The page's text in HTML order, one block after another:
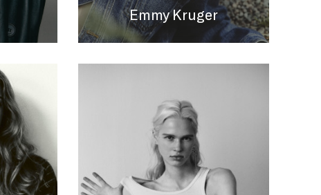
Emmy Kruger